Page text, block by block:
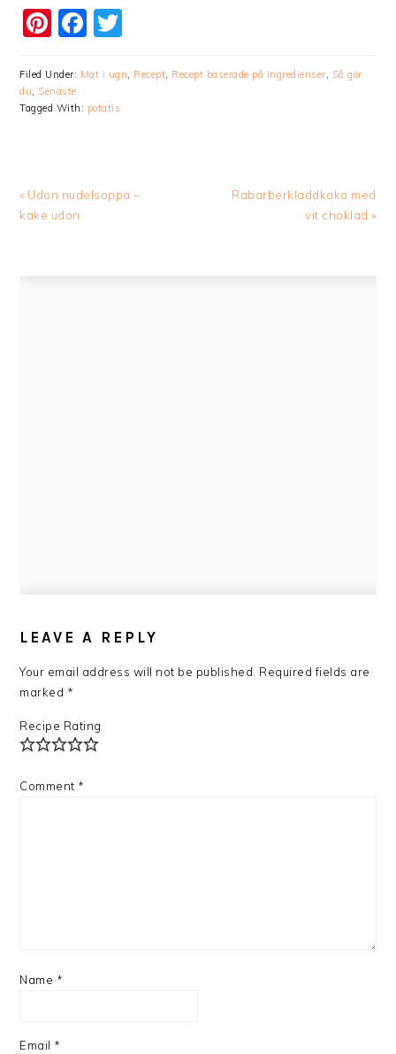
Pinterest
Facebook
Filed Under: Mat i ugn, Recept, Recept baserade på ingredienser, Så gör
du, Senaste
Tagged With: potatis
Previous
Post:
« Udon nudelsoppa –
kake udon
Next
Rabarberkladdkaka med
vit choklad »
INTERACTIONS
LEAVE A REPLY
Your email address will not be published. Required fields are
marked *
Recipe Rating
Comment *
Name *
Email *